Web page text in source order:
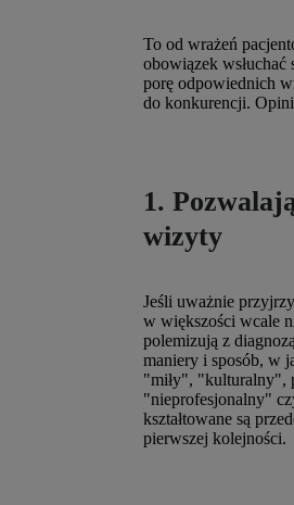
To od wrażeń
obowiązek
porę odpowiednich
do konkurencji.
1.
wizyty
Jeśli uważnie
w większości wcale
polemizują z
maniery i sposób, w
"miły", "kulturalny",
"nieprofesjonalny"
kształtowane są
pierwszej kolejności.